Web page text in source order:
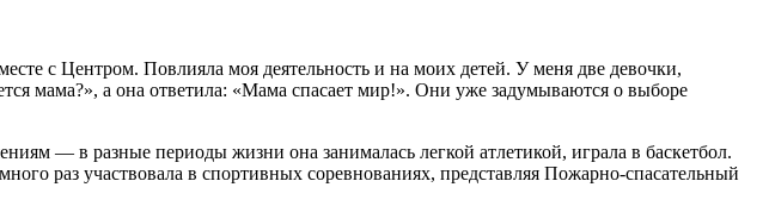
с Центром. Повлияла моя деятельность и на моих детей. У меня две девочки,
мама?», а она ответила: «Мама спасает мир!». Они уже задумываются о выборе
— в разные периоды жизни она занималась легкой атлетикой, играла в баскетбол.
раз участвовала в спортивных соревнованиях, представляя Пожарно-спасательный